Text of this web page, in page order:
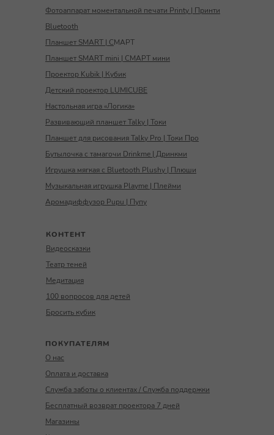
Фотоаппарат моментальной печати Printy | Принти
Bluetooth
Планшет SMART | СМАРТ
Планшет SMART mini | СМАРТ мини
Проектор Kubik | Кубик
Детский проектор LUMICUBE
Настольная игра «Логика»
Развивающий планшет Talky | Токи
Планшет для рисования Talky Pro | Токи Про
Бутылочка с тамагочи Drinkme | Дринкми
Игрушка мягкая с Bluetooth Plushy | Плюши
Музыкальная игрушка Playme | Плейми
Аромадиффузор Pupu | Пупу
КОНТЕНТ
Видеосказки
Театр теней
Медитация
100 вопросов для детей
Бросить кубик
ПОКУПАТЕЛЯМ
О нас
Оплата и доставка
Служба заботы о клиентах / Служба поддержки
Бесплатный возврат проектора 7 дней
Магазины